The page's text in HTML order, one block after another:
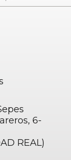
6-
REAL)